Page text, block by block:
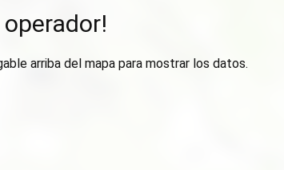
operador!
arriba del mapa para mostrar los datos.